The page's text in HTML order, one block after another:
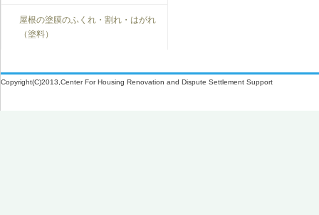
屋根の塗膜のふくれ・割れ・はがれ
（塗料）
Copyright(C)2013,Center For Housing Renovation and Dispute Settlement Support